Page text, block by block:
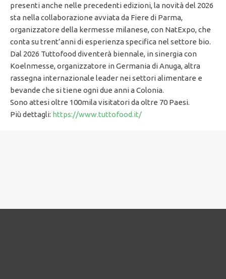
presenti anche nelle precedenti edizioni, la novità del 2026
sta nella collaborazione avviata da Fiere di Parma,
organizzatore della kermesse milanese, con NatExpo, che
conta su trent’anni di esperienza specifica nel settore bio.
Dal 2026 Tuttofood diventerà biennale, in sinergia con
Koelnmesse, organizzatore in Germania di Anuga, altra
rassegna internazionale leader nei settori alimentare e
bevande che si tiene ogni due anni a Colonia.
Sono attesi oltre 100mila visitatori da oltre 70 Paesi.
Più dettagli: https://www.tuttofood.it/